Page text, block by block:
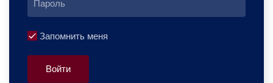
Запомнить меня
Войти